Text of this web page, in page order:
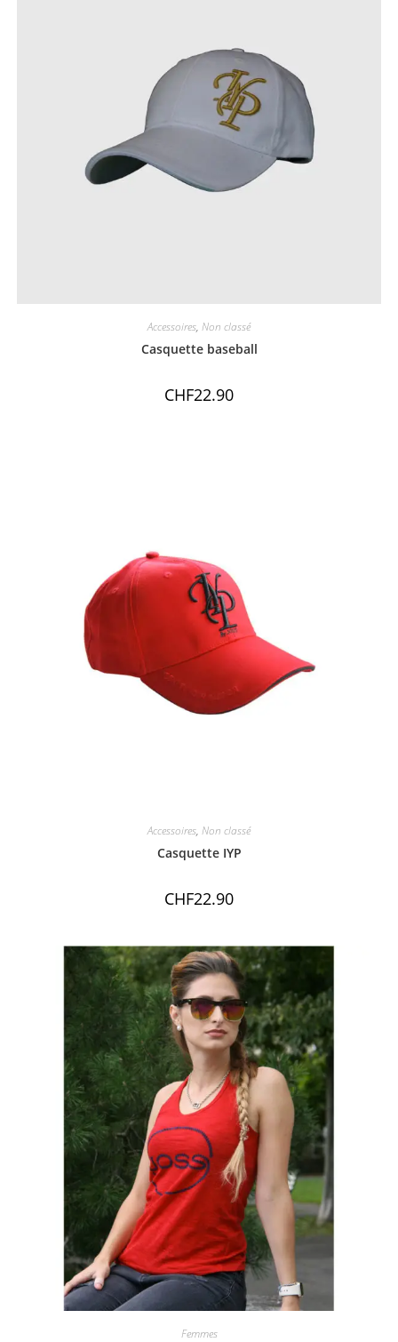
Accessoires, Non classé
Casquette baseball
CHF22.90
Accessoires, Non classé
Casquette IYP
CHF22.90
Femmes